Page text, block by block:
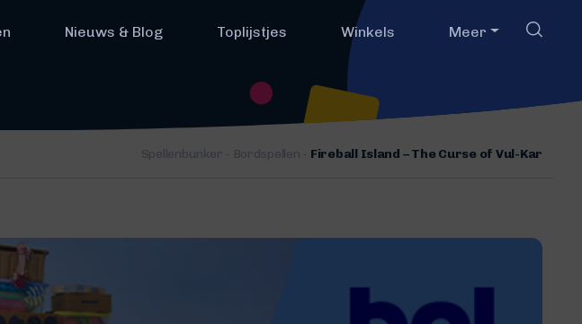
Nieuws & Blog Toplijstjes Winkels Meer
Spellenbunker - Bordspellen - Fireball Island – The Curse of Vul-Kar